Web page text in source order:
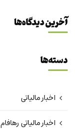
آخرین دیدگاه‌ها
دسته‌ها
اخبار مالیاتی
اخبار مالیاتی رهافام